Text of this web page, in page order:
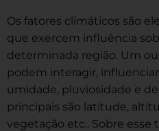
Os fatores climáticos são
que exercem influência
determinada região. Um
podem interagir,
umidade, pluviosidade e
principais são latitude,
vegetação etc.. Sobre esse